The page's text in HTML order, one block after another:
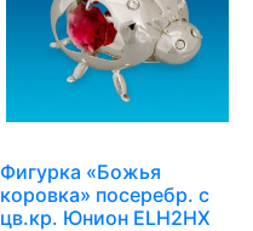
Фигурка «Божья
коровка» посеребр. с
цв.кр. Юнион ELH2HX